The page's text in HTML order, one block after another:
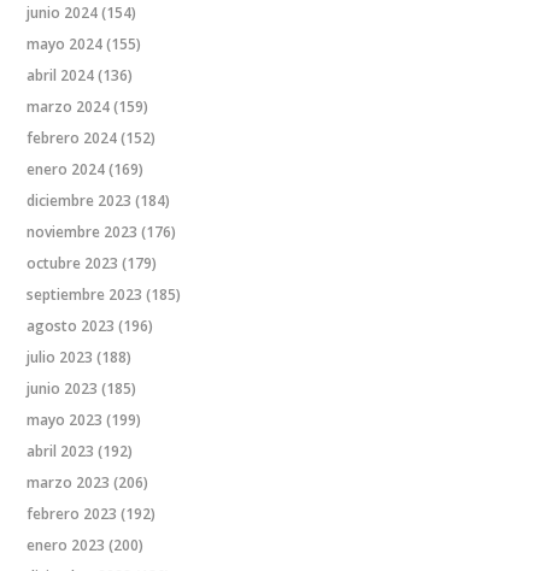
junio 2024(154)
mayo 2024(155)
abril 2024(136)
marzo 2024(159)
febrero 2024(152)
enero 2024(169)
diciembre 2023 (184)
noviembre 2023 (176)
octubre 2023 (179)
septiembre 2023 (185)
agosto 2023 (196)
julio 2023 (188)
junio 2023 (185)
mayo 2023 (199)
abril 2023 (192)
marzo 2023 (206)
febrero 2023 (192)
enero 2023 (200)